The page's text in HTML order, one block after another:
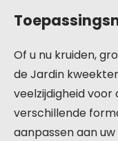
Of u nu kruiden,
de Jardin
veelzijdigheid voor
verschillende
aanpassen aan